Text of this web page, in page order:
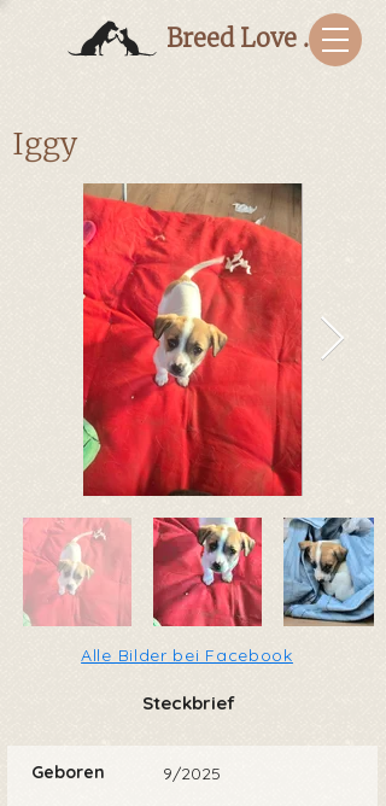
Breed Love Bulgaria
Iggy
Alle Bilder bei Facebook
Steckbrief
Geboren 9/2025